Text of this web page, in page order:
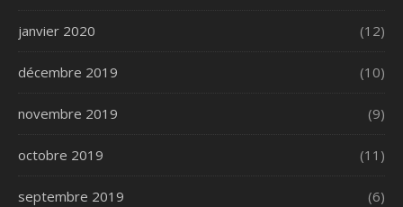
janvier 2020 (12)
décembre 2019 (10)
novembre 2019 (9)
octobre 2019 (11)
septembre 2019 (6)